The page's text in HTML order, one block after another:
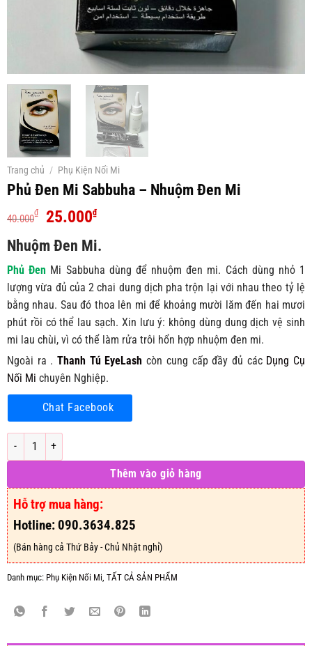
Trang chủ / Phụ Kiện Nối Mi
Phủ Đen Mi Sabbuha – Nhuộm Đen Mi
40.000₫
Giá
là:
40.000₫.
25.000₫Giá
tại
là:
25.000₫.
Nhuộm Đen Mi.
Phủ Đen Mi Sabbuha dùng để nhuộm đen mi. Cách dùng nhỏ 1
lượng vừa đủ của 2 chai dung dịch pha trộn lại với nhau theo tỷ lệ
bằng nhau. Sau đó thoa lên mi để khoảng mười lăm đến hai mươi
phút rồi có thể lau sạch. Xin lưu ý: không dùng dung dịch vệ sinh
mi lau chùi, vì có thể làm rửa trôi hổn hợp nhuộm đen mi.
Ngoài ra .Thanh Tú EyeLash còn cung cấp đầy đủ các Dụng Cụ
Nối Mi chuyên Nghiệp.
Chat Facebook
Phủ Đen Mi Sabbuha - Nhuộm Đen Mi số lượng
Thêm vào giỏ hàng
Hỗ trợ mua hàng:
Hotline: 090.3634.825
(Bán hàng cả Thứ Bảy - Chủ Nhật nghỉ)
Danh mục: Phụ Kiện Nối Mi TẤT CẢ SẢN PHẨM